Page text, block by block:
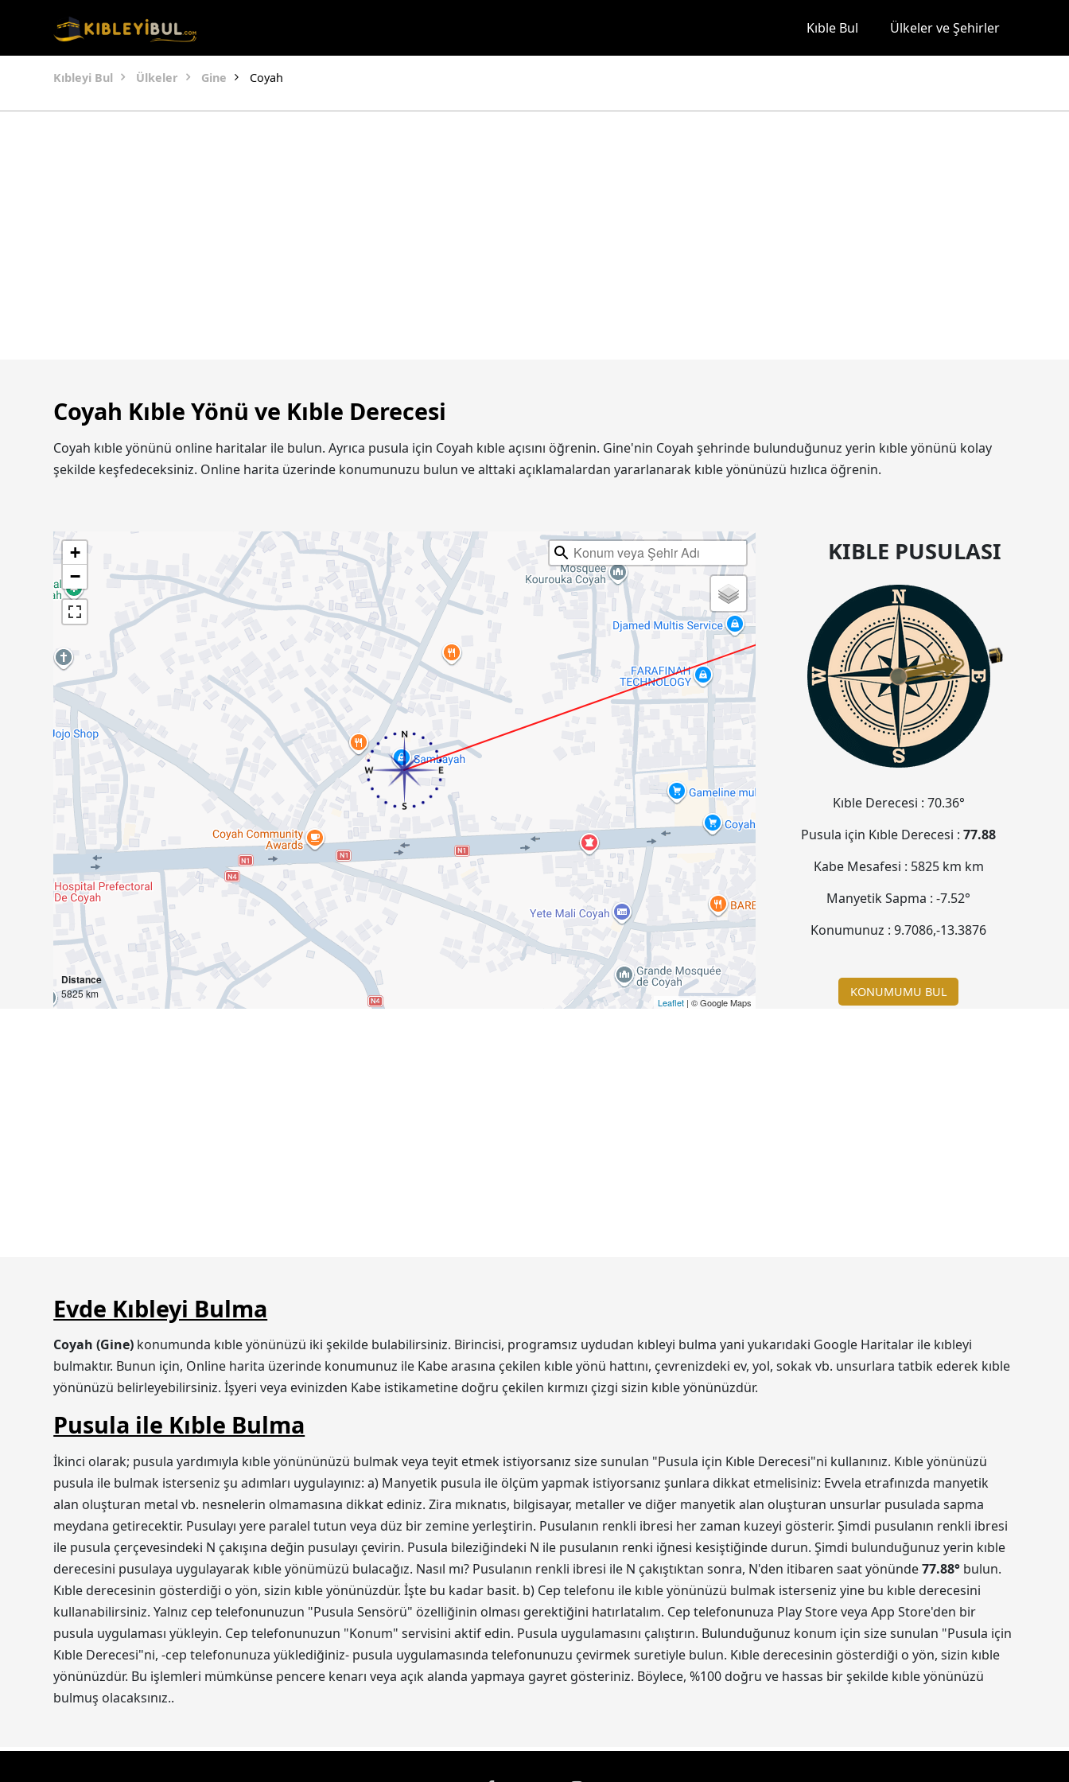
Kıble Bul Ülkeler ve Şehirler
Kıbleyi Bul Ülkeler Gine Coyah
Coyah Kıble Yönü ve Kıble Derecesi
Coyah kıble yönünü online haritalar ile bulun. Ayrıca pusula için Coyah kıble açısını öğrenin. Gine'nin Coyah şehrinde bulunduğunuz yerin kıble yönünü kolay
şekilde keşfedeceksiniz. Online harita üzerinde konumunuzu bulun ve alttaki açıklamalardan yararlanarak kıble yönünüzü hızlıca öğrenin.
+
−
Distance
5825 km
Leaflet | © Google Maps
KIBLE PUSULASI
Kıble Derecesi : 70.36°
Pusula için Kıble Derecesi :77.88
Kabe Mesafesi : 5825 km km
Manyetik Sapma :-7.52°
Konumunuz :9.7086,-13.3876
KONUMUMU BUL
Evde Kıbleyi Bulma
Coyah (Gine) konumunda kıble yönünüzü iki şekilde bulabilirsiniz. Birincisi, programsız uydudan kıbleyi bulma yani yukarıdaki Google Haritalar ile kıbleyi
bulmaktır. Bunun için, Online harita üzerinde konumunuz ile Kabe arasına çekilen kıble yönü hattını, çevrenizdeki ev, yol, sokak vb. unsurlara tatbik ederek kıble
yönünüzü belirleyebilirsiniz. İşyeri veya evinizden Kabe istikametine doğru çekilen kırmızı çizgi sizin kıble yönünüzdür.
Pusula ile Kıble Bulma
İkinci olarak; pusula yardımıyla kıble yönününüzü bulmak veya teyit etmek istiyorsanız size sunulan "Pusula için Kıble Derecesi"ni kullanınız. Kıble yönünüzü
pusula ile bulmak isterseniz şu adımları uygulayınız: a) Manyetik pusula ile ölçüm yapmak istiyorsanız şunlara dikkat etmelisiniz: Evvela etrafınızda manyetik
alan oluşturan metal vb. nesnelerin olmamasına dikkat ediniz. Zira mıknatıs, bilgisayar, metaller ve diğer manyetik alan oluşturan unsurlar pusulada sapma
meydana getirecektir. Pusulayı yere paralel tutun veya düz bir zemine yerleştirin. Pusulanın renkli ibresi her zaman kuzeyi gösterir. Şimdi pusulanın renkli ibresi
ile pusula çerçevesindeki N çakışına değin pusulayı çevirin. Pusula bileziğindeki N ile pusulanın renki iğnesi kesiştiğinde durun. Şimdi bulunduğunuz yerin kıble
derecesini pusulaya uygulayarak kıble yönümüzü bulacağız. Nasıl mı? Pusulanın renkli ibresi ile N çakıştıktan sonra, N'den itibaren saat yönünde77.88° bulun.
Kıble derecesinin gösterdiği o yön, sizin kıble yönünüzdür. İşte bu kadar basit. b) Cep telefonu ile kıble yönünüzü bulmak isterseniz yine bu kıble derecesini
kullanabilirsiniz. Yalnız cep telefonunuzun "Pusula Sensörü" özelliğinin olması gerektiğini hatırlatalım. Cep telefonunuza Play Store veya App Store'den bir
pusula uygulaması yükleyin. Cep telefonunuzun "Konum" servisini aktif edin. Pusula uygulamasını çalıştırın. Bulunduğunuz konum için size sunulan "Pusula için
Kıble Derecesi"ni, -cep telefonunuza yüklediğiniz- pusula uygulamasında telefonunuzu çevirmek suretiyle bulun. Kıble derecesinin gösterdiği o yön, sizin kıble
yönünüzdür. Bu işlemleri mümkünse pencere kenarı veya açık alanda yapmaya gayret gösteriniz. Böylece, %100 doğru ve hassas bir şekilde kıble yönünüzü
bulmuş olacaksınız..